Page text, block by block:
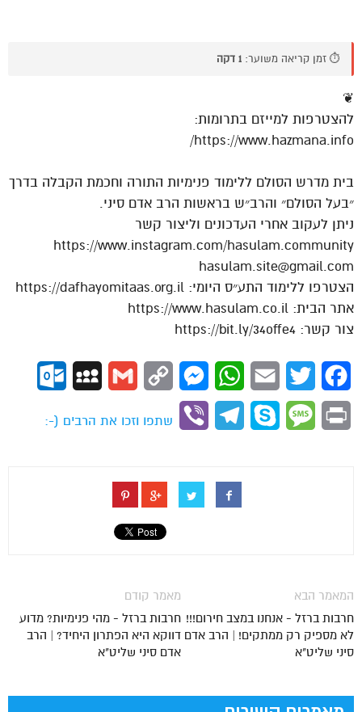
⏱️ זמן קריאה משוער: 1 דקה
❦
להצטרפות למייזם בתרומות:
https://www.hazmana.info/
בית מדרש הסולם ללימוד פנימיות התורה וחכמת הקבלה בדרך
״בעל הסולם״ והרב״ש בראשות הרב אדם סיני.
ניתן לעקוב אחרי העדכונים וליצור קשר
https://www.instagram.com/hasulam.community
hasulam.site@gmail.com
הצטרפו ללימוד התע״ס היומי: https://dafhayomitaas.org.il
אתר הבית: https://www.hasulam.co.il
צור קשר: https://bit.ly/34offe4
Facebook
Twitter
Email
WhatsApp
Messenger
Copy
Gmail
MySpace
Print
Message
Skype
Telegram
Viber
שתפו וזכו את הרבים (-:
מאמר קודם
חרבות ברזל - מהי פנימיות? מדוע
דווקא היא הפתרון היחיד? | הרב
אדם סיני שליט"א
המאמר הבא
חרבות ברזל - אנחנו במצב חירום!!!
לא מספיק רק ממתקים! | הרב אדם
סיני שליט"א